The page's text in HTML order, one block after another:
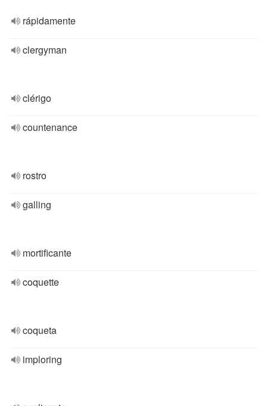
rápidamente
clergyman
clérigo
countenance
rostro
galling
mortificante
coquette
coqueta
imploring